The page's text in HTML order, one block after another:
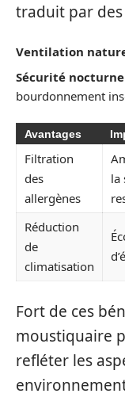
traduit par
Ventilation
Sécurité nocturne
bourdonnement
Avantages
Filtration
des
allergènes
la
Réduction
de
climatisation
Fort de ces
moustiquaire
refléter les